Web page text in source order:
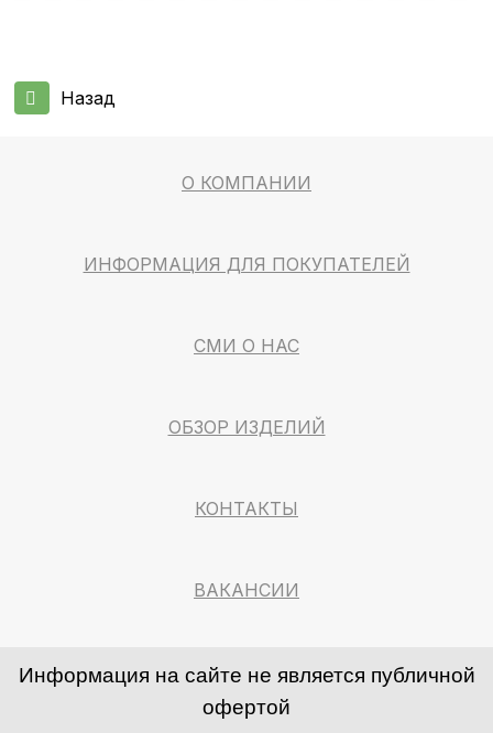
Назад
О КОМПАНИИ
ИНФОРМАЦИЯ ДЛЯ ПОКУПАТЕЛЕЙ
СМИ О НАС
ОБЗОР ИЗДЕЛИЙ
КОНТАКТЫ
ВАКАНСИИ
Информация на сайте не является публичной
офертой